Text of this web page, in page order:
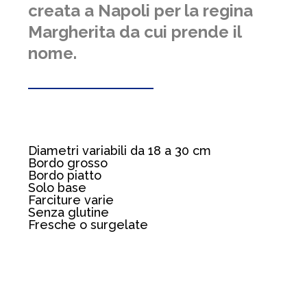
creata a Napoli per la regina
Margherita da cui prende il
nome.
Diametri variabili da 18 a 30 cm
Bordo grosso
Bordo piatto
Solo base
Farciture varie
Senza glutine
Fresche o surgelate